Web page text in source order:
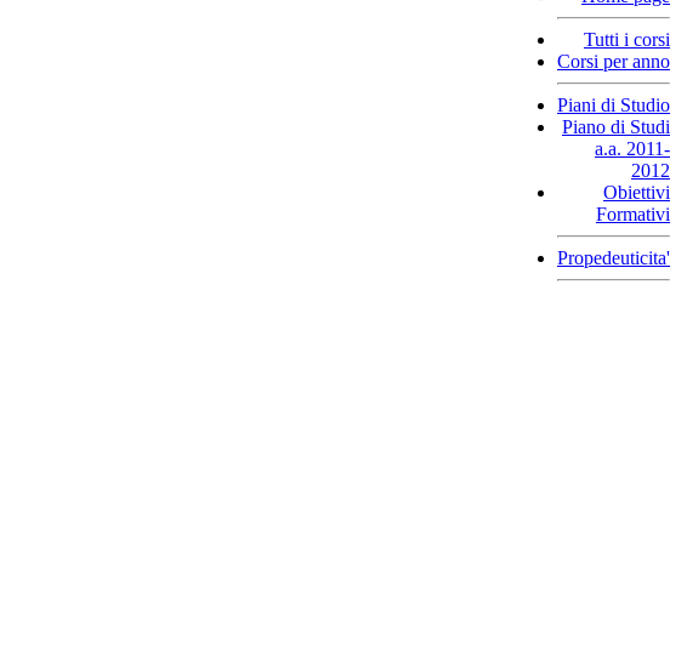
Tutti i corsi
Corsi per anno
Piani di Studio
Piano di Studi
a.a. 2011-
2012
Obiettivi
Formativi
Propedeuticita'